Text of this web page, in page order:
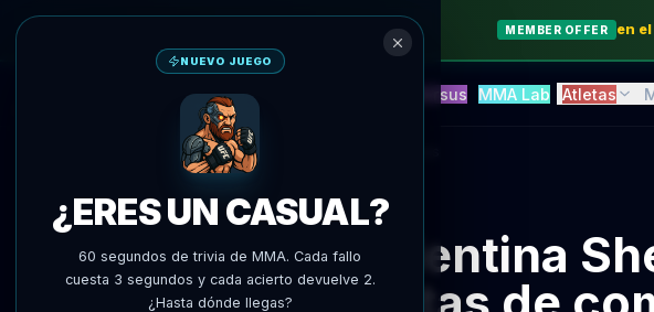
MEMBER OFFER en
Predicciones IA Blitz Versus MMA Lab Atletas
Valentina
NUEVO JUEGO
¿ERES UN CASUAL?
60 segundos de trivia de MMA. Cada fallo
cuesta 3 segundos y cada acierto devuelve 2.
¿Hasta dónde llegas?